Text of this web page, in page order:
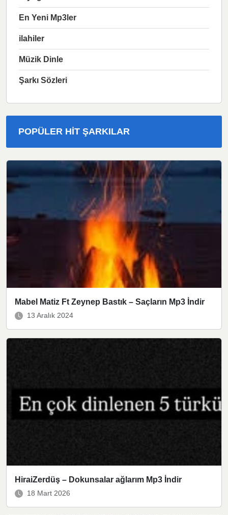
En Yeni Mp3ler
ilahiler
Müzik Dinle
Şarkı Sözleri
POPÜLER HIT ŞARKILAR
Mabel Matiz Ft Zeynep Bastık – Saçların Mp3 İndir
13 Aralık 2024
HiraiZerdüş – Dokunsalar ağlarım Mp3 İndir
18 Mart 2026